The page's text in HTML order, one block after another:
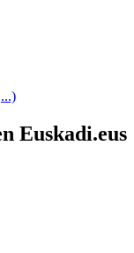
Euskadi.eus